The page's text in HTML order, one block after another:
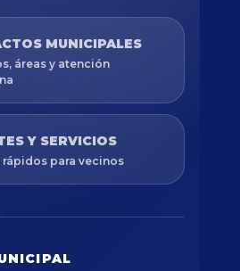
MUNICIPALES
áreas y atención
Y SERVICIOS
para vecinos